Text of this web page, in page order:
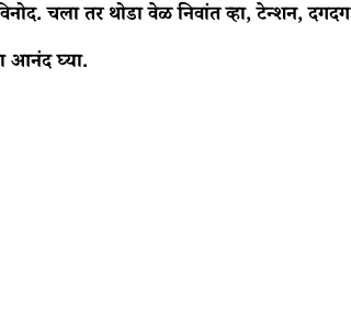
चला तर थोडा वेळ निवांत व्हा, टेन्शन, दगदग
आनंद घ्या.